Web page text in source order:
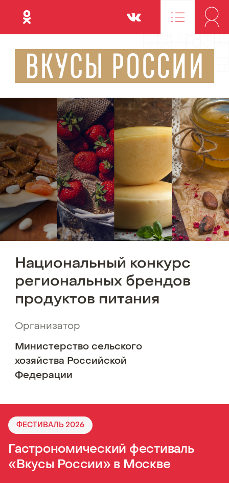
Одноклассники Вконтакте
Национальный конкурс
региональныхбрендов
продуктов питания
Организатор
Министерство сельского
хозяйства Российской
Федерации
ФЕСТИВАЛЬ 2026
Гастрономический фестиваль
«Вкусы России» в Москве